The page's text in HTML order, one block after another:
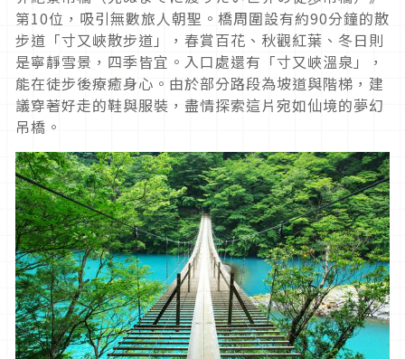
第10位，吸引無數旅人朝聖。橋周圍設有約90分鐘的散
步道「寸又峽散步道」，春賞百花、秋觀紅葉、冬日則
是寧靜雪景，四季皆宜。入口處還有「寸又峽溫泉」，
能在徒步後療癒身心。由於部分路段為坡道與階梯，建
議穿著好走的鞋與服裝，盡情探索這片宛如仙境的夢幻
吊橋。